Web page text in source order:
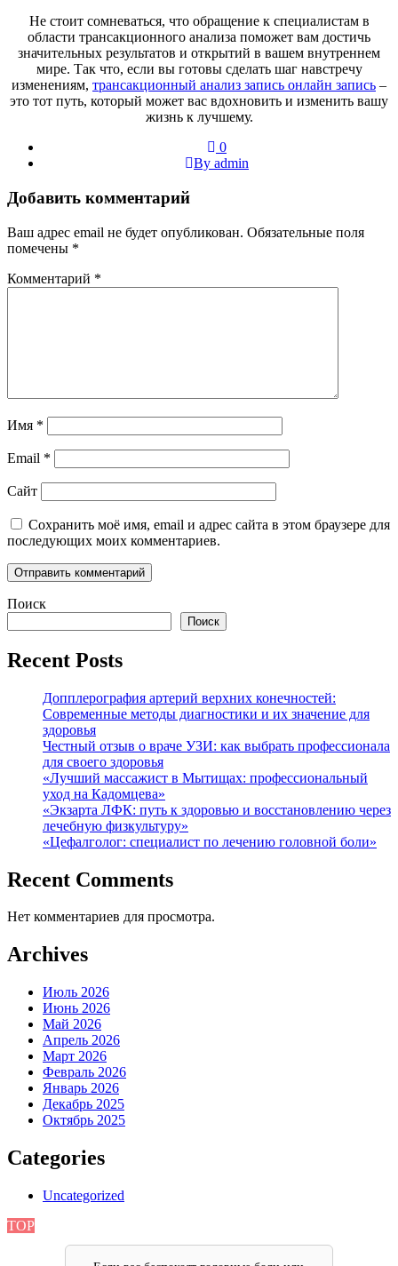
Не стоит сомневаться, что обращение к специалистам в
области трансакционного анализа поможет вам достичь
значительных результатов и открытий в вашем внутреннем
мире. Так что, если вы готовы сделать шаг навстречу
изменениям, трансакционный анализ запись онлайн запись –
это тот путь, который может вас вдохновить и изменить вашу
жизнь к лучшему.
0
By admin
Добавить комментарий
Ваш адрес email не будет опубликован. Обязательные поля
помечены *
Комментарий *
Имя *
Email *
Сайт
Сохранить моё имя, email и адрес сайта в этом браузере для
последующих моих комментариев.
Поиск
Поиск
Recent Posts
Допплерография артерий верхних конечностей:
Современные методы диагностики и их значение для
здоровья
Честный отзыв о враче УЗИ: как выбрать профессионала
для своего здоровья
«Лучший массажист в Мытищах: профессиональный
уход на Кадомцева»
«Экзарта ЛФК: путь к здоровью и восстановлению через
лечебную физкультуру»
«Цефалголог: специалист по лечению головной боли»
Recent Comments
Нет комментариев для просмотра.
Archives
Июль 2026
Июнь 2026
Май 2026
Апрель 2026
Март 2026
Февраль 2026
Январь 2026
Декабрь 2025
Октябрь 2025
Categories
Uncategorized
TOP